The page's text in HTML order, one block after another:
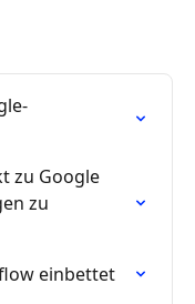
zu Google
zu
einbettet